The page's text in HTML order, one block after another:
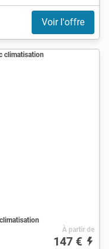
Voir l'offre
À partir de
147 €